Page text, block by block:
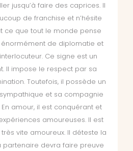
jusqu’à faire des caprices. Il
de franchise et n’hésite
ce que tout le monde pense
de diplomatie et
Ce signe est un
Il impose le respect par sa
Toutefois, il possède un
et sa compagnie
amour, il est conquérant et
amoureuses. Il est
vite amoureux. Il déteste la
partenaire devra faire preuve